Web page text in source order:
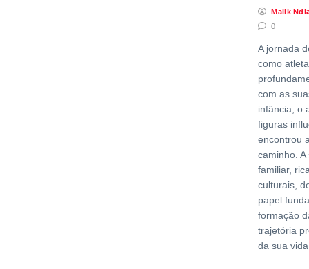
Malik
0
A jornada
como
com as
infância, o
figuras
encontrou
caminho.
familiar,
culturais,
papel
formação
trajetória
da sua